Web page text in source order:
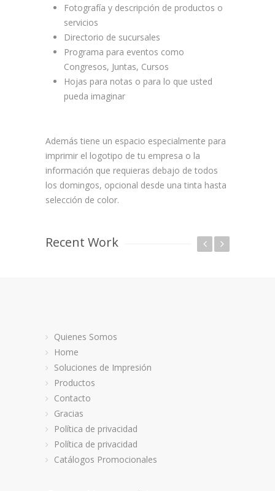
Fotografía y descripción de productos o
servicios
Directorio de sucursales
Programa para eventos como
Congresos, Juntas, Cursos
Hojas para notas o para lo que usted
pueda imaginar
Además tiene un espacio especialmente para
imprimir el logotipo de tu empresa o la
información que requieras debajo de todos
los domingos, opcional desde una tinta hasta
selección de color.
Recent Work
CAJAS – EMPAQUES
Cajas y Empaques, FAVORITO
Quienes Somos
Home
Soluciones de Impresión
Productos
Contacto
Gracias
Política de privacidad
Política de privacidad
Catálogos Promocionales